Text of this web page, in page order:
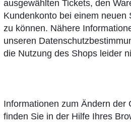
ausgewählten Tickets, den
Kundenkonto bei einem neuen
zu können. Nähere
unseren
die Nutzung des Shops leider
Informationen zum Ändern der
finden Sie in der Hilfe Ihres